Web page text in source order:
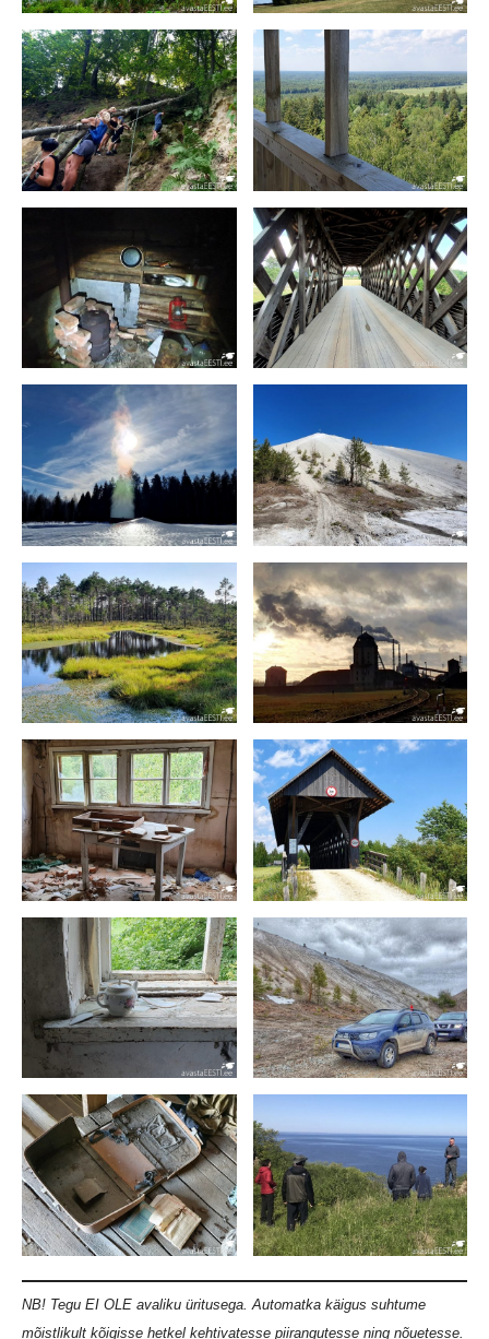
NB! Tegu EI OLE avaliku üritusega. Automatka käigus suhtume
mõistlikult kõigisse hetkel kehtivatesse piirangutesse ning nõuetesse.